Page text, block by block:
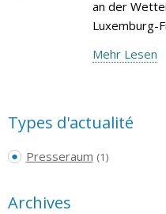
an der
Luxemburg-
Mehr Lesen
Types d'actualité
Presseraum (1)
Archives